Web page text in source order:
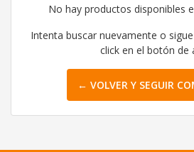
No hay productos disponibles
Intenta buscar nuevamente o
click en el botón de
← VOLVER Y SEGUIR